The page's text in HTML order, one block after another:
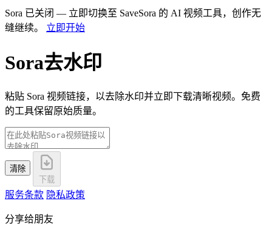
Sora 已关闭 — 立即切换至 SaveSora 的 AI 视频工具，创作无
缝继续。
立即开始
Sora去水印
粘贴 Sora 视频链接，以去除水印并立即下载清晰视频。免费
的工具保留原始质量。
清除
下载
服务条款 隐私政策
分享给朋友